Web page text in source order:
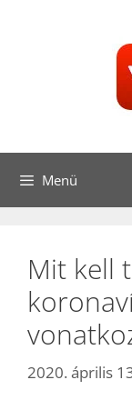
Menü
Mit kell
2020. április